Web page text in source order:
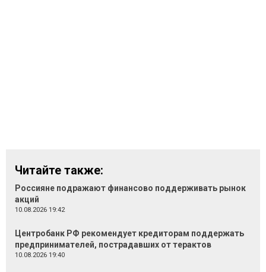
Читайте также:
Россияне подражают финансово поддерживать рынок
акций
10.08.2026 19:42
Центробанк РФ рекомендует кредиторам поддержать
предпринимателей, пострадавших от терактов
10.08.2026 19:40